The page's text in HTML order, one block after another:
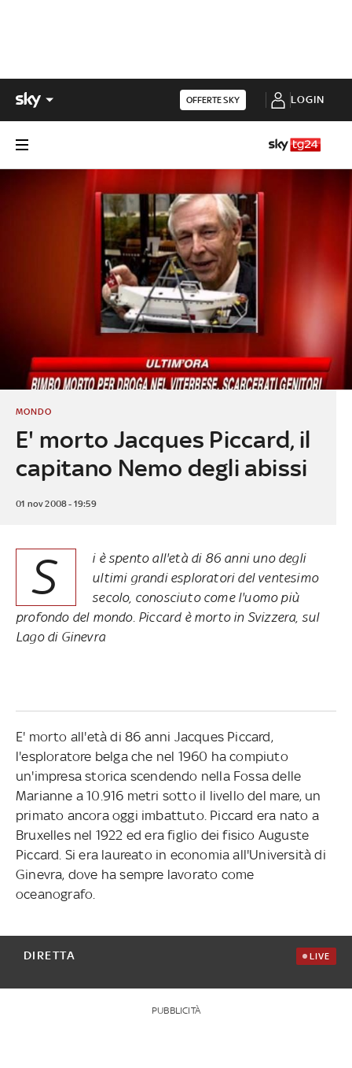
OFFERTE SKY LOGIN
E' morto Jacques Piccard, il
capitano Nemo degli abissi
MONDO
01 nov 2008 - 19:59
S
i è spento all'età di 86 anni uno degli
ultimi grandi esploratori del ventesimo
secolo, conosciuto come l'uomo più
profondo del mondo. Piccard è morto in Svizzera, sul
Lago di Ginevra
E' morto all'età di 86 anni Jacques Piccard,
l'esploratore belga che nel 1960 ha compiuto
un'impresa storica scendendo nella Fossa delle
Marianne a 10.916 metri sotto il livello del mare, un
primato ancora oggi imbattuto. Piccard era nato a
Bruxelles nel 1922 ed era figlio dei fisico Auguste
Piccard. Si era laureato in economia all'Università di
Ginevra, dove ha sempre lavorato come
oceanografo.
DIRETTA LIVE
PUBBLICITÀ